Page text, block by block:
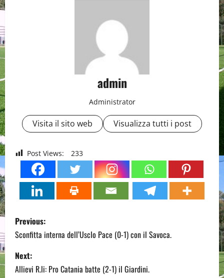
admin
Administrator
Visita il sito web Visualizza tutti i post
Post Views: 233
P
o
s
Previous:
Sconfitta interna dell’Usclo Pace (0-1) con il Savoca.
Next:
Allievi R.li: Pro Catania batte (2-1) il Giardini.